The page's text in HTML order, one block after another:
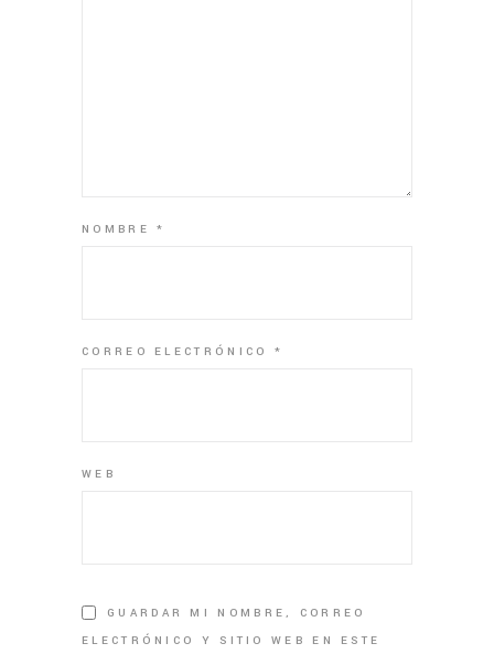
NOMBRE*
CORREO ELECTRÓNICO *
WEB
GUARDAR MI NOMBRE, CORREO
ELECTRÓNICO Y SITIO WEB EN ESTE